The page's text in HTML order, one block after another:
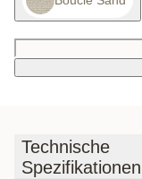
Technische
Spezifikationen